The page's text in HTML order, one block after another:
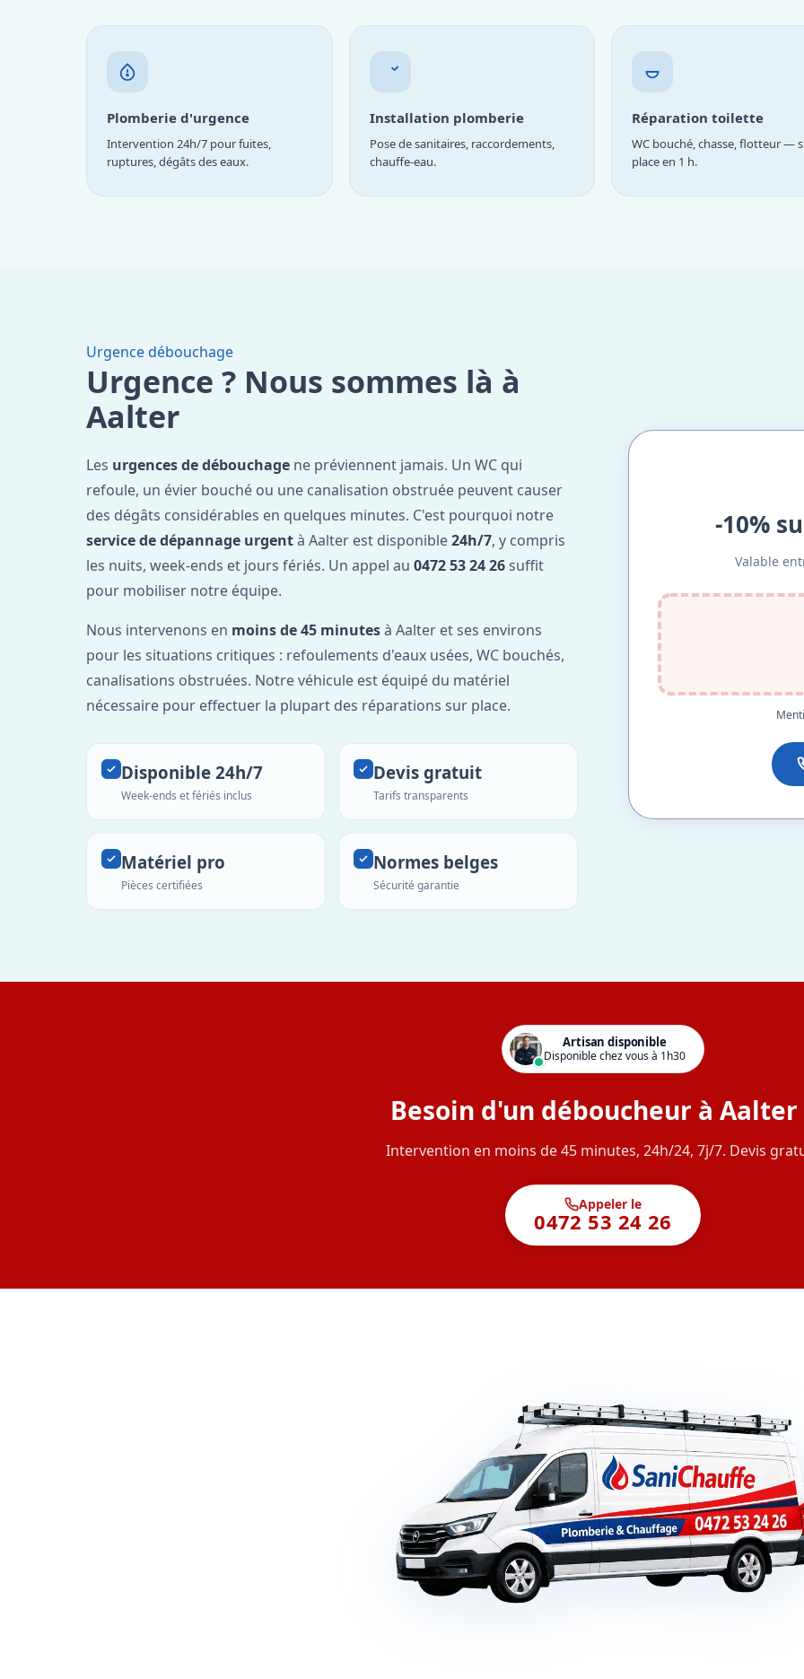
Plomberie d'urgence
Intervention 24h/7 pour fuites,
ruptures, dégâts des eaux.
Installation plomberie
Pose de sanitaires, raccordements,
chauffe-eau.
Réparation toilette
WC bouché, chasse, flotteur —
place en 1 h.
Urgence débouchage
Urgence ? Nous sommes là à
Aalter
Les urgences de débouchage ne préviennent jamais. Un WC qui
refoule, un évier bouché ou une canalisation obstruée peuvent causer
des dégâts considérables en quelques minutes. C'est pourquoi notre
service de dépannage urgentà Aalter est disponible24h/7, y compris
les nuits, week-ends et jours fériés. Un appel au 0472 53 24 26suffit
pour mobiliser notre équipe.
Nous intervenons en moins de 45 minutesà Aalter et ses environs
pour les situations critiques : refoulements d'eaux usées, WC bouchés,
canalisations obstruées. Notre véhicule est équipé du matériel
nécessaire pour effectuer la plupart des réparations sur place.
Disponible 24h/7
Week-ends et fériés inclus
Devis gratuit
Tarifs transparents
Matériel pro
Pièces certifiées
Normes belges
Sécurité garantie
-10%
Valable
Artisan disponible
Disponible chez vous à 1h30
Besoin d'un déboucheur à Aalter
Intervention en moins de 45 minutes, 24h/24, 7j/7. Devis
Appeler le
0472 53 24 26